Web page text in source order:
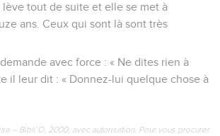
lève tout de suite et elle se met à
ans. Ceux qui sont là sont très
avec force : « Ne dites rien à
il leur dit : « Donnez-lui quelque chose à
– Bibli’O, 2000, avec autorisation. Pour vous procurer